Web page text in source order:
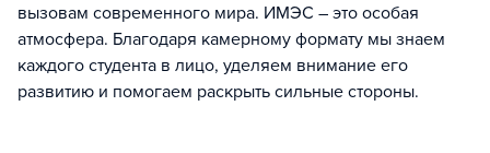
вызовам современного мира. ИМЭС – это особая
атмосфера. Благодаря камерному формату мы знаем
каждого студента в лицо, уделяем внимание его
развитию и помогаем раскрыть сильные стороны.